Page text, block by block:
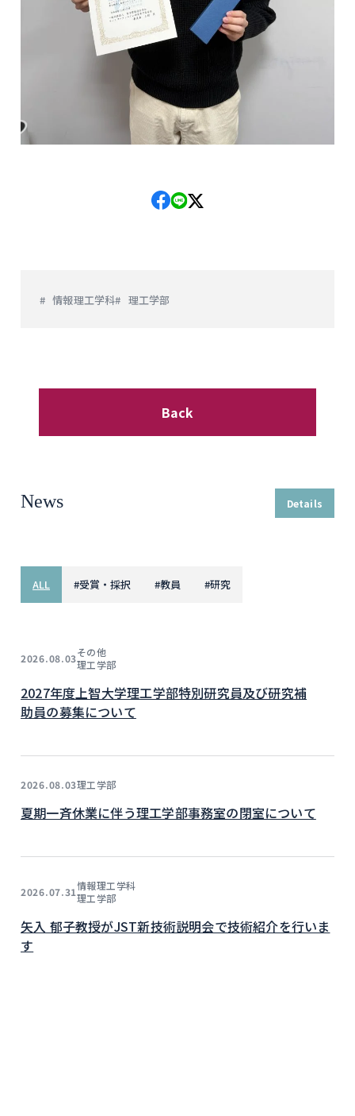
情報理工学科 理工学部
Back
News Details
ALL #受賞・採択 #教員 #研究
2026.08.03その他
理工学部
2027年度上智大学理工学部特別研究員及び研究補
助員の募集について
2026.08.03理工学部
夏期一斉休業に伴う理工学部事務室の閉室について
2026.07.31情報理工学科
理工学部
矢入 郁子教授がJST新技術説明会で技術紹介を行いま
す